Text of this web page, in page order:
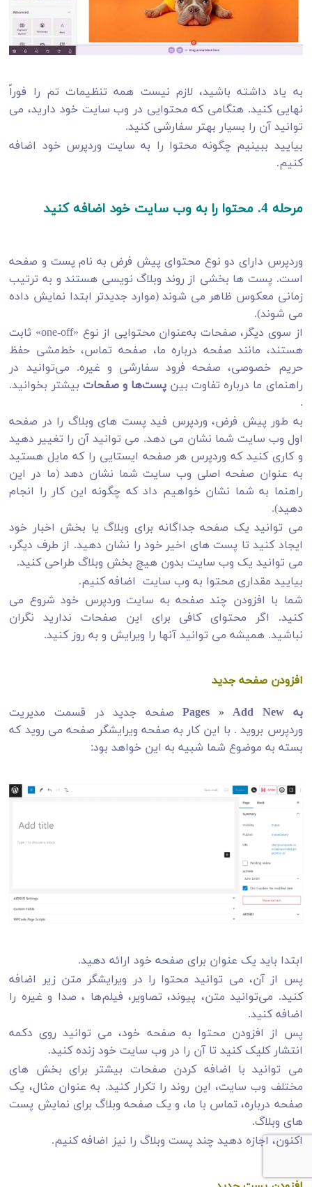
به یاد داشته باشید، لازم نیست همه تنظیمات تم را فوراً
نهایی کنید. هنگامی که محتوایی در وب سایت خود دارید، می
توانید آن را بسیار بهتر سفارشی کنید.
بیایید ببینیم چگونه محتوا را به سایت وردپرس خود اضافه
کنیم.
مرحله 4. محتوا را به وب سایت خود اضافه کنید
وردپرس دارای دو نوع محتوای پیش فرض به نام پست و صفحه
است. پست ها بخشی از روند وبلاگ نویسی هستند و به ترتیب
زمانی معکوس ظاهر می شوند (موارد جدیدتر ابتدا نمایش داده
می شوند).
از سوی دیگر، صفحات به‌عنوان محتوایی از نوع «one-off» ثابت
هستند، مانند صفحه درباره ما، صفحه تماس، خط‌مشی حفظ
حریم خصوصی، صفحه فرود سفارشی و غیره. می‌توانید در
راهنمای ما درباره تفاوت بینپست‌ها و صفحات بیشتر بخوانید.
.
به طور پیش فرض، وردپرس فید پست های وبلاگ را در صفحه
اول وب سایت شما نشان می دهد. می توانید آن را تغییر دهید
و کاری کنید که وردپرس هر صفحه ایستایی را که مایل هستید
به عنوان صفحه اصلی وب سایت شما نشان دهد (ما در این
راهنما به شما نشان خواهیم داد که چگونه این کار را انجام
دهید).
می توانید یک صفحه جداگانه برای وبلاگ یا بخش اخبار خود
ایجاد کنید تا پست های اخیر خود را نشان دهید. از طرف دیگر،
می توانید یک وب سایت بدون هیچ بخش وبلاگ طراحی کنید.
بیایید مقداری محتوا به وب سایت اضافه کنیم.
شما با افزودن چند صفحه به سایت وردپرس خود شروع می
کنید. اگر محتوای کافی برای این صفحات ندارید نگران
نباشید. همیشه می توانید آنها را ویرایش و به روز کنید.
افزودن صفحه جدید
به Pages » Add New
صفحه جدید در قسمت مدیریت
وردپرس بروید . با این کار به صفحه ویرایشگر صفحه می روید که
بسته به موضوع شما شبیه به این خواهد بود:
ابتدا باید یک عنوان برای صفحه خود ارائه دهید.
پس از آن، می توانید محتوا را در ویرایشگر متن زیر اضافه
کنید. می‌توانید متن، پیوند، تصاویر، فیلم‌ها ، صدا و غیره را
اضافه کنید.
پس از افزودن محتوا به صفحه خود، می توانید روی دکمه
انتشار کلیک کنید تا آن را در وب سایت خود زنده کنید.
می توانید با اضافه کردن صفحات بیشتر برای بخش های
مختلف وب سایت، این روند را تکرار کنید. به عنوان مثال، یک
صفحه درباره، تماس با ما، و یک صفحه وبلاگ برای نمایش پست
های وبلاگ.
اکنون، اجازه دهید چند پست وبلاگ را نیز اضافه کنیم.